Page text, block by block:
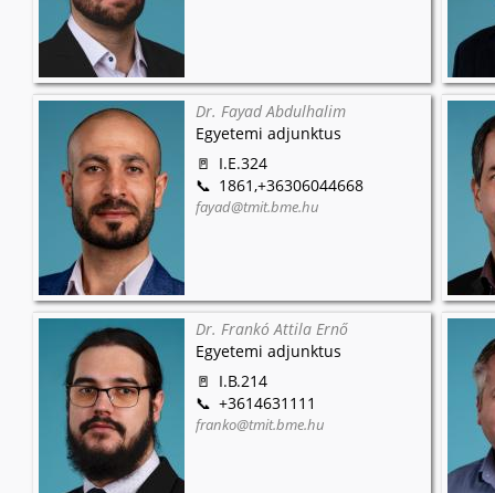
Dr. Fayad Abdulhalim
Egyetemi adjunktus
I.E.324
1861,+36306044668
fayad@tmit.bme.hu
Dr. Frankó Attila Ernő
Egyetemi adjunktus
I.B.214
+3614631111
franko@tmit.bme.hu